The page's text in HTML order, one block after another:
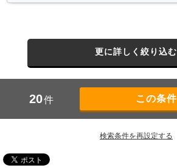
更に詳しく絞り込む
20件
検索条件を再設定する